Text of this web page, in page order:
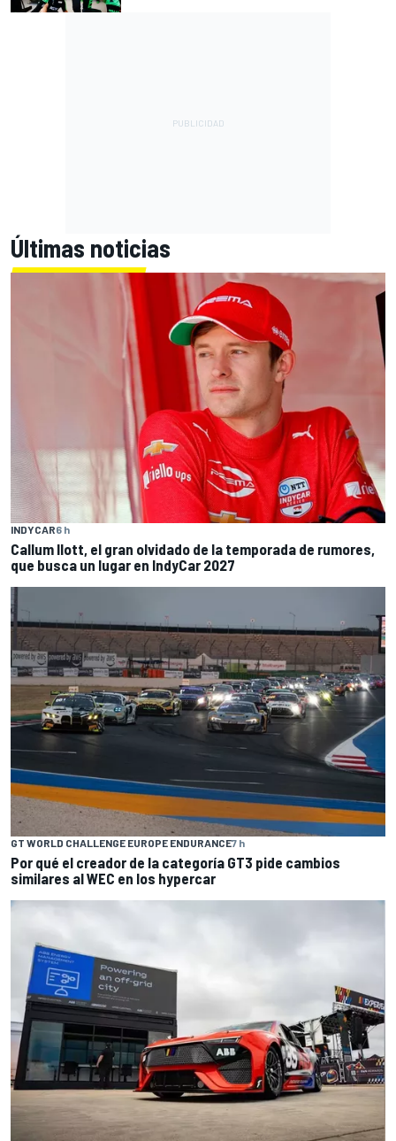
Últimas noticias
INDYCAR6 h
Callum Ilott, el gran olvidado de la temporada de rumores,
que busca un lugar en IndyCar 2027
GT WORLD CHALLENGE EUROPE ENDURANCE7 h
Por qué el creador de la categoría GT3 pide cambios
similares al WEC en los hypercar